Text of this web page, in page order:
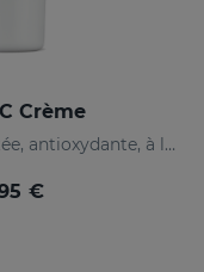
Crème
Crème de soin teintée, antioxydante, à la vitamine C et à l'acide hyaluronique
€